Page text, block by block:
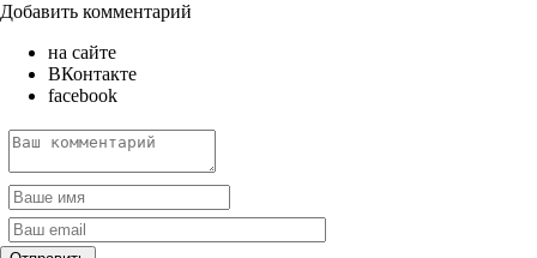
Добавить комментарий
на сайте
ВКонтакте
facebook